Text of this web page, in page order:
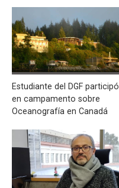
Estudiante del DGF participó
en campamento sobre
Oceanografía en Canadá